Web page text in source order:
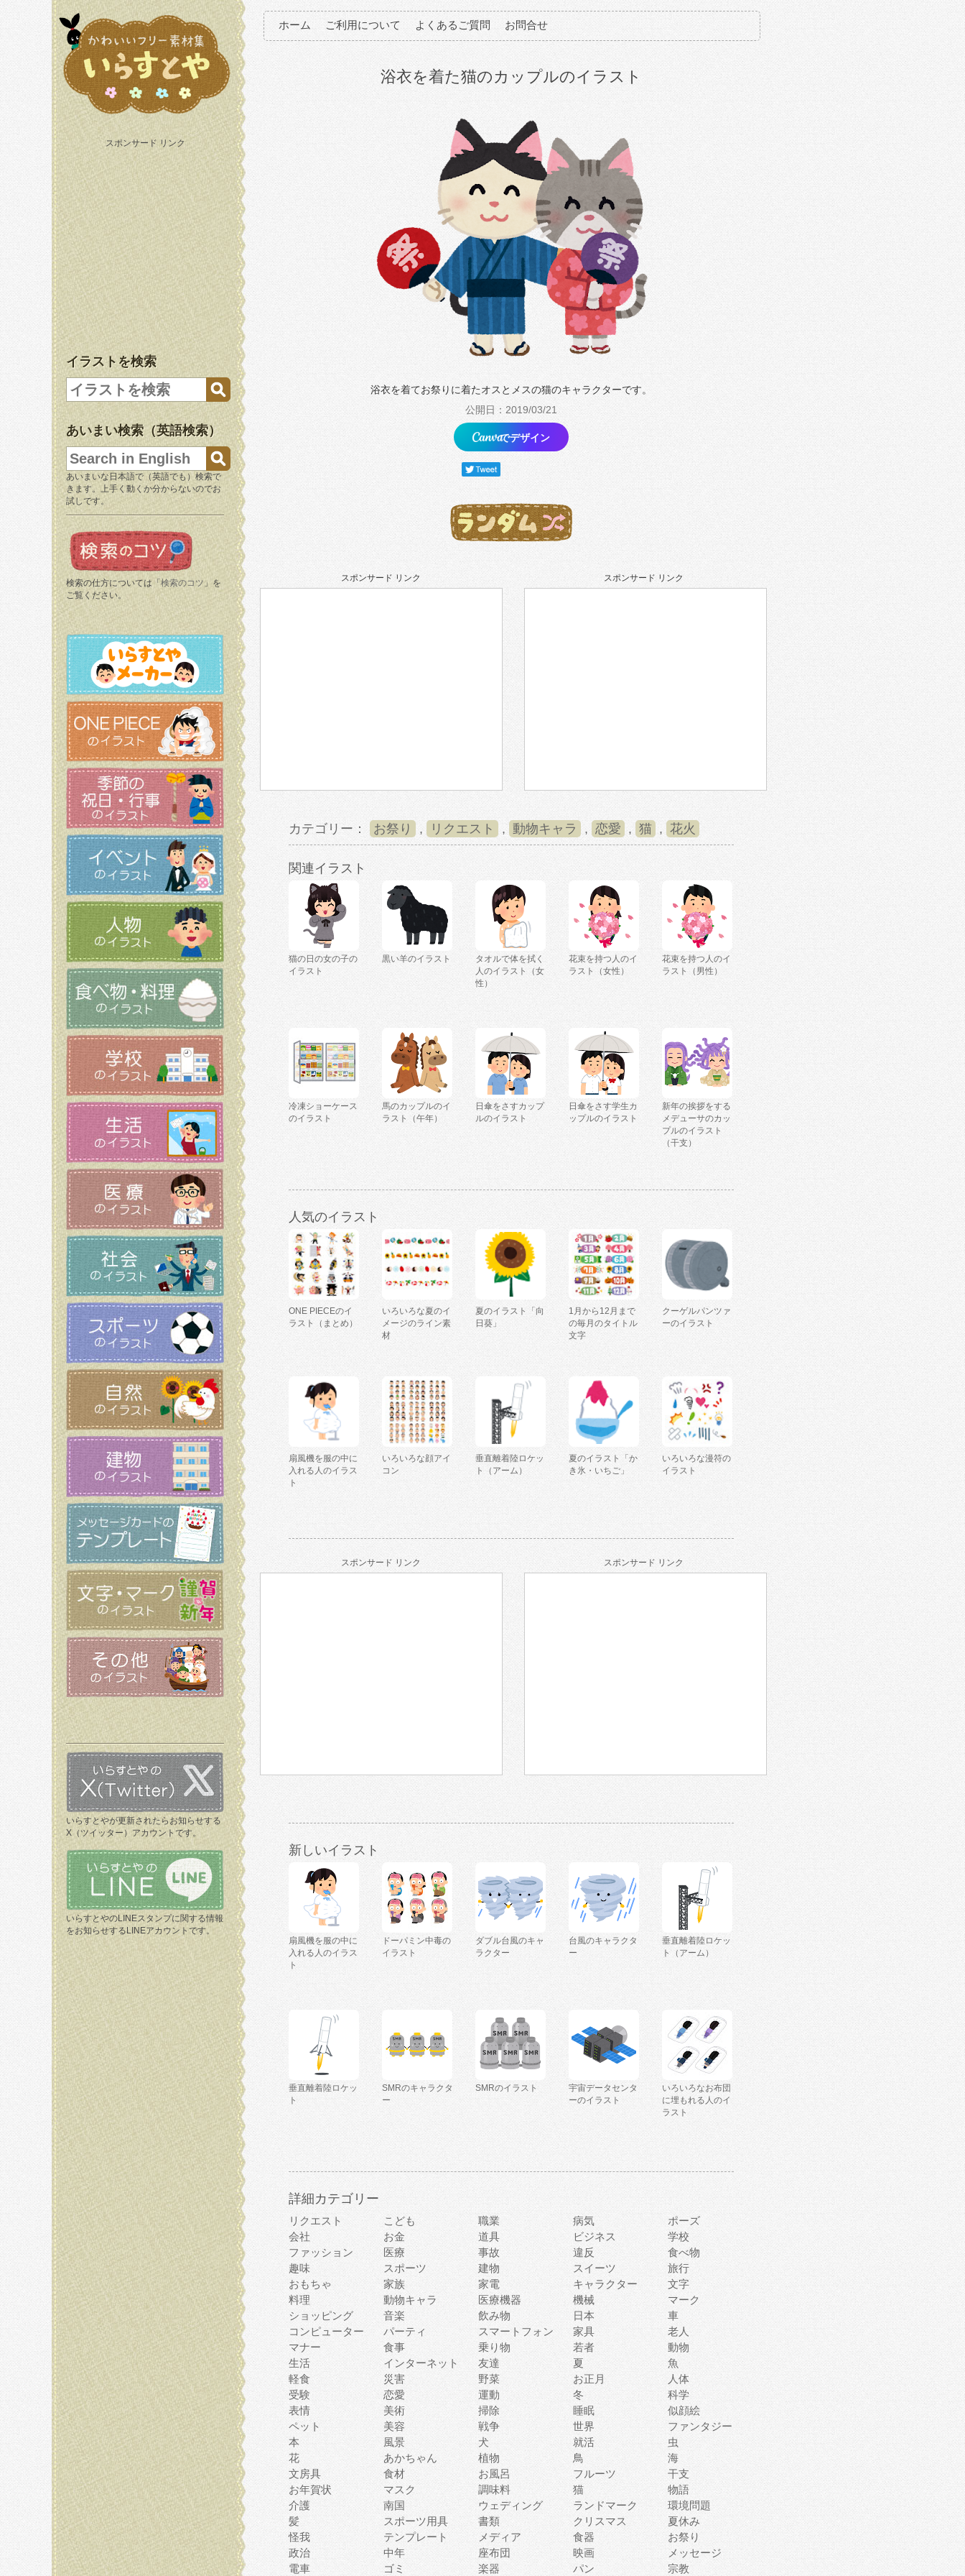
スポンサード リンク
イラストを検索
あいまい検索（英語検索）
あいまいな日本語で（英語でも）検索で
きます。上手く動くか分からないのでお
試しです。
検索の仕方については「 検索のコツ 」を
ご覧ください。
いらすとやが更新されたらお知らせする
X（ツイッター）アカウントです。
いらすとやのLINEスタンプに関する情報
をお知らせするLINEアカウントです。
ホーム ご利用について よくあるご質問 お問合せ
浴衣を着た猫のカップルのイラスト
浴衣を着てお祭りに着たオスとメスの猫のキャラクターです。
公開日：2019/03/21
でデザイン
スポンサード リンク スポンサード リンク
カテゴリー： お祭り , リクエスト , 動物キャラ , 恋愛 , 猫 , 花火
関連イラスト
猫の日の女の子の
イラスト
黒い羊のイラスト
タオルで体を拭く
人のイラスト（女
性）
花束を持つ人のイ
ラスト（女性）
花束を持つ人のイ
ラスト（男性）
冷凍ショーケース
のイラスト
馬のカップルのイ
ラスト（午年）
日傘をさすカップ
ルのイラスト
日傘をさす学生カ
ップルのイラスト
新年の挨拶をする
メデューサのカッ
プルのイラスト
（干支）
人気のイラスト
ONE PIECEのイ
ラスト（まとめ）
いろいろな夏のイ
メージのライン素
材
夏のイラスト「向
日葵」
1月から12月まで
の毎月のタイトル
文字
クーゲルパンツァ
ーのイラスト
扇風機を服の中に
入れる人のイラス
ト
いろいろな顔アイ
コン
垂直離着陸ロケッ
ト（アーム）
夏のイラスト「か
き氷・いちご」
いろいろな漫符の
イラスト
スポンサード リンク スポンサード リンク
新しいイラスト
扇風機を服の中に
入れる人のイラス
ト
ドーパミン中毒の
イラスト
ダブル台風のキャ
ラクター
台風のキャラクタ
ー
垂直離着陸ロケッ
ト（アーム）
垂直離着陸ロケッ
ト
SMRのキャラクタ
ー
SMRのイラスト
宇宙データセンタ
ーのイラスト
いろいろなお布団
に埋もれる人のイ
ラスト
詳細カテゴリー
リクエスト こども 職業 病気
ポーズ
会社
お金 道具 ビジネス
学校
ファッション
医療 事故 違反
食べ物
趣味
スポーツ 建物 スイーツ
旅行
おもちゃ
家族 家電 キャラクター
文字
料理
動物キャラ 医療機器 機械
マーク
ショッピング
音楽 飲み物 日本
車
コンピューター
パーティ スマートフォン 家具
老人
マナー
食事 乗り物 若者
動物
生活
インターネット 友達 夏
魚
軽食
災害 野菜 お正月
人体
受験
恋愛 運動 冬
科学
表情
美術 掃除 睡眠
似顔絵
ペット
美容 戦争 世界
ファンタジー
本
風景 犬 就活
虫
花
あかちゃん 植物 鳥
海
文房具
食材 お風呂 フルーツ
干支
お年賀状
マスク 調味料 猫
物語
介護
南国 ウェディング ランドマーク
環境問題
髪
スポーツ用具 書類 クリスマス
夏休み
怪我
テンプレート メディア 食器
お祭り
政治
中年 座布団 映画
メッセージ
電車
ゴミ 楽器 パン 宗教